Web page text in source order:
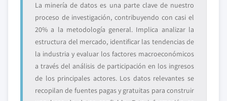
La minería de datos es una parte clave de nuestro
proceso de investigación, contribuyendo con casi el
20% a la metodología general. Implica analizar la
estructura del mercado, identificar las tendencias de
la industria y evaluar los factores macroeconómicos
a través del análisis de participación en los ingresos
de los principales actores. Los datos relevantes se
recopilan de fuentes pagas y gratuitas para construir